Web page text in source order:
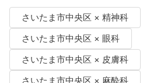
さいたま市中央区 × 精神科
さいたま市中央区 × 眼科
さいたま市中央区 × 皮膚科
さいたま市中央区 × 麻酔科